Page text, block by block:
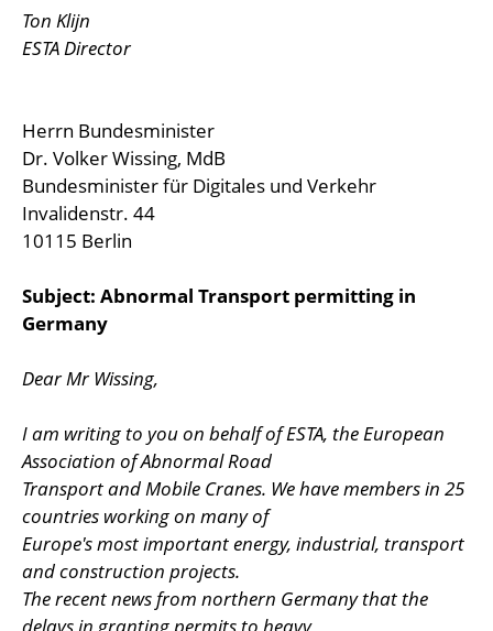
Ton Klijn
ESTA Director
Herrn Bundesminister
Dr. Volker Wissing, MdB
Bundesminister für Digitales und Verkehr
Invalidenstr. 44
10115 Berlin
Subject: Abnormal Transport permitting in
Germany
Dear Mr Wissing,
I am writing to you on behalf of ESTA, the European
Association of Abnormal Road
Transport and Mobile Cranes. We have members in 25
countries working on many of
Europe's most important energy, industrial, transport
and construction projects.
The recent news from northern Germany that the
delays in granting permits to heavy